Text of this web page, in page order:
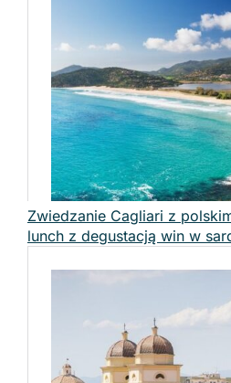
Zwiedzanie Cagliari z
lunch z degustacją win w